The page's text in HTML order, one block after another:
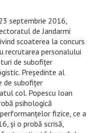
septembrie 2016,
de Jandarmi
scoaterea la concurs
recrutarea personalului
de subofițer
Președinte al
de subofițer
col. Popescu Ioan
psihologică
fizice, ce a
și o probă scrisă,